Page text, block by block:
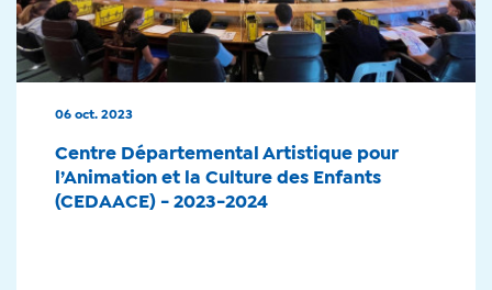
06 oct. 2023
Centre Départemental Artistique pour
l’Animation et la Culture des Enfants
(CEDAACE) - 2023-2024